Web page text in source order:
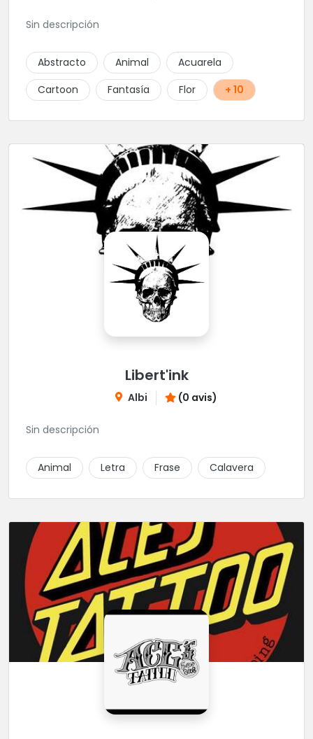
Sin descripción
Abstracto Animal
Acuarela
Cartoon
Fantasía Flor + 10
Libert'ink
Albi (0 avis)
Sin descripción
Animal Letra Frase Calavera